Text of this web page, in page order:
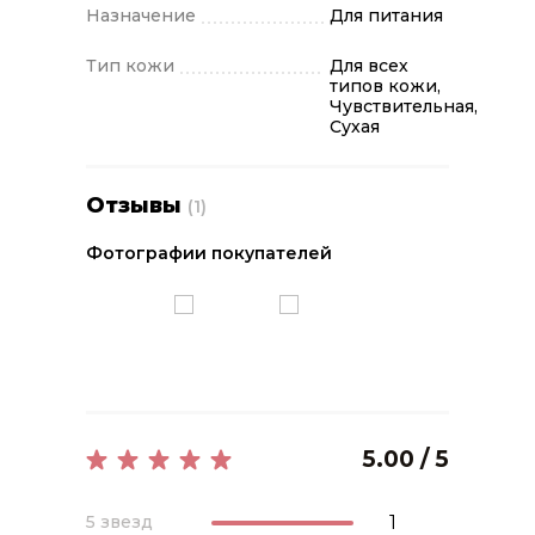
Назначение Для питания
Тип кожи
Для всех
типов кожи,
Чувствительная,
Сухая
Отзывы (1)
Фотографии покупателей
5.00 / 5
5 звезд 1